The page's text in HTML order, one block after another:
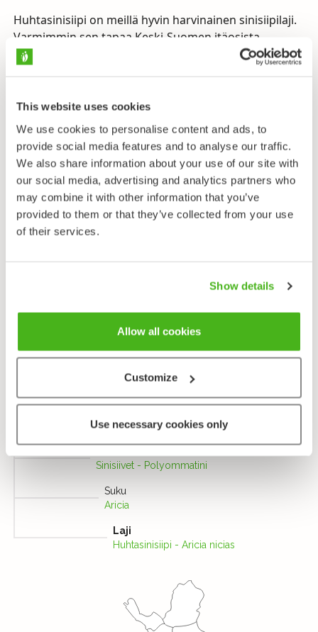
This website uses cookies
We use cookies to personalise content and ads, to
provide social media features and to analyse our traffic.
We also share information about your use of our site with
our social media, advertising and analytics partners who
may combine it with other information that you’ve
provided to them or that they’ve collected from your use
of their services.
Show details
Allow all cookies
Customize
Use necessary cookies only
Huhtasinisiipi on meillä hyvin harvinainen sinisiipilaji.
Varmimmin sen tapaa Keski-Suomen itäosista.
Koiraan turkoosinsininen siipien yläpinta ja leveälti
tumma siipien ulkoreuna ovat hyviä tuntomerkkejä.
takasiipien alapinnat, jossa on epäselvää punaista
kuviointia, pieniä mustia täpliä sekä pitkä vaalea
juova.
Koiraat lentävät ympäriinsä etsiessään naaraita.
Naaraat munivat munat yksitellen metsäkurjenpolven
kuihtuville lehdille.
Heimo
Sinisiipiset - Lycaenidae
Alaheimo
Polyommatinae
Sinisiivet - Polyommatini
Suku
Aricia
Laji
Huhtasinisiipi - Aricia nicias